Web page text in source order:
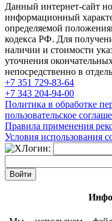
Данный интернет-сайт
информационный
определяемой
кодекса РФ. Для
наличии и стоимости
уточнения
непосредственно в
+7 351 729-83-64
+7 343 204-94-00
Политика в обработке
пользовательское
Правила применения
Условия использования
Логин: